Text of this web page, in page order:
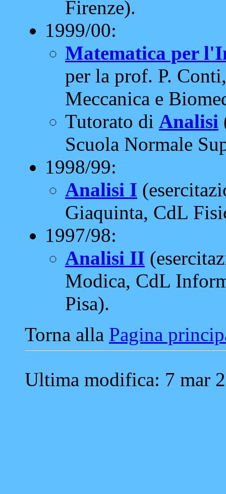
Firenze).
1999/00:
Matematica per
per la prof. P.
Meccanica e
Tutorato di Analisi
Scuola Normale
1998/99:
Analisi I
Giaquinta, CdL
1997/98:
Analisi II
Modica, CdL
Pisa).
Torna alla Pagina
Ultima modifica: 7 mar